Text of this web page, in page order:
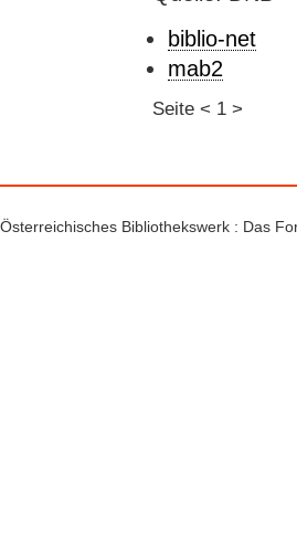
biblio-net
mab2
Seite < 1 >
Bibliothekswerk : Das